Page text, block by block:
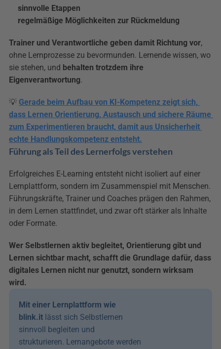
sinnvolle Etappen
regelmäßige Möglichkeiten zur Rückmeldung
Trainer und Verantwortliche geben damit Richtung vor,
ohne Lernprozesse zu bevormunden. Lernende wissen, wo
sie stehen, und behalten trotzdem ihre
Eigenverantwortung.
💡 Gerade beim Aufbau von KI-Kompetenz zeigt sich,
dass Lernen Orientierung, Austausch und sichere Räume
zum Experimentieren braucht, damit aus Unsicherheit
echte Handlungskompetenz entsteht.
Führung als Teil des Lernerfolgs verstehen
Erfolgreiches E-Learning entsteht nicht isoliert auf einer
Lernplattform, sondern im Zusammenspiel mit Menschen.
Führungskräfte, Trainer und Coaches prägen den Rahmen,
in dem Lernen stattfindet, und zwar oft stärker als Inhalte
oder Formate.
Wer Selbstlernen aktiv begleitet, Orientierung gibt und
Lernen sichtbar macht, schafft die Grundlage dafür, dass
digitales Lernen nicht nur genutzt, sondern wirksam
wird.
Mit einer Lernplattform wie
blink.it lässt sich Selbstlernen
sinnvoll begleiten und
strukturieren. Lernangebote werden